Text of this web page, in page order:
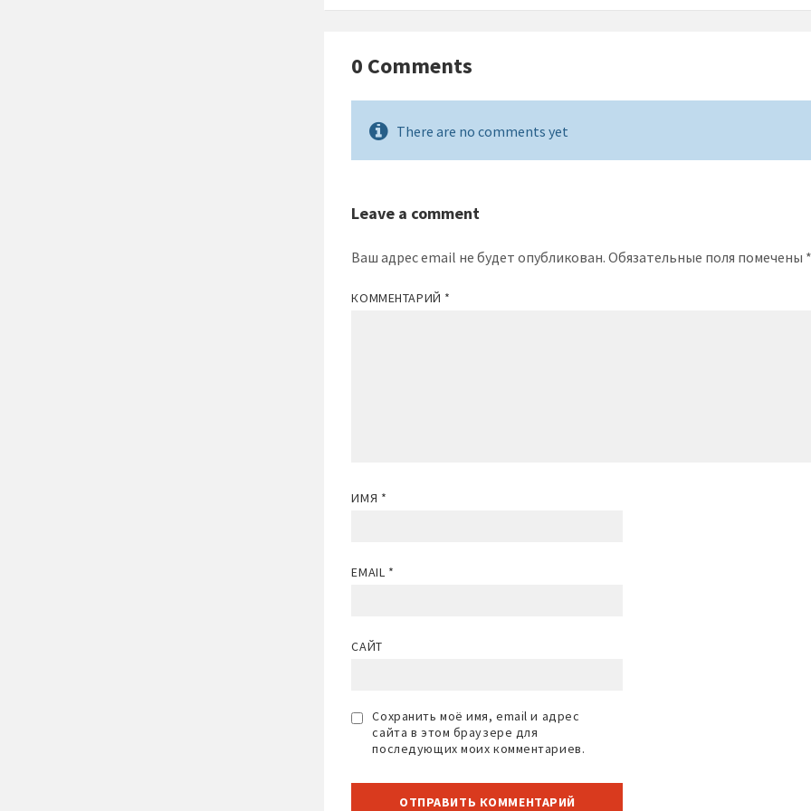
0 Comments
There are no comments yet
Leave a comment
Ваш адрес email не будет опубликован. Обязательные поля помечены
КОММЕНТАРИЙ *
ИМЯ *
EMAIL *
САЙТ
Сохранить моё имя, email и адрес
сайта в этом браузере для
последующих моих комментариев.